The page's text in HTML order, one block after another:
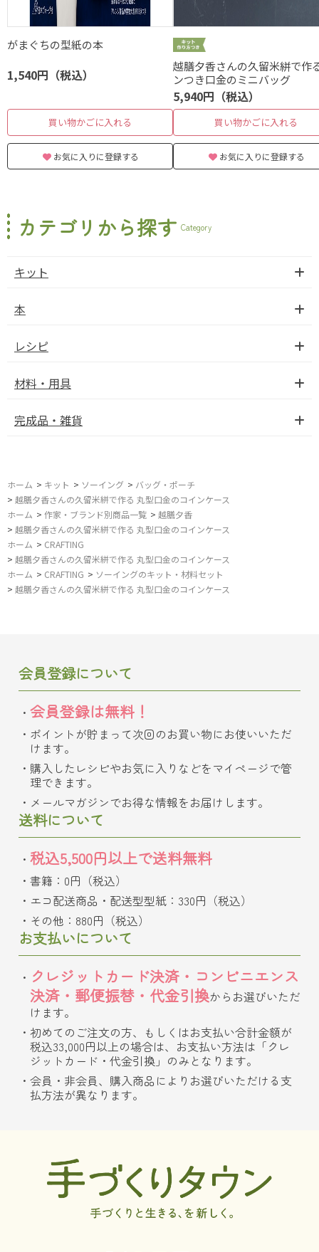
がまぐちの型紙の本
1,540円（税込）
買い物かごに入れる
お気に入りに登録する
越膳夕香さんの久留米絣で作
ンつき口金のミニバッグ
5,940円（税込）
買い物かごに入れる
お気に入りに登録する
カテゴリから探す Category
キット
本
レシピ
材料・用具
完成品・雑貨
ホーム > キット > ソーイング > バッグ・ポーチ
> 越膳夕香さんの久留米絣で作る 丸型口金のコインケース
ホーム > 作家・ブランド別商品一覧 > 越膳夕香
> 越膳夕香さんの久留米絣で作る 丸型口金のコインケース
ホーム > CRAFTING
> 越膳夕香さんの久留米絣で作る 丸型口金のコインケース
ホーム > CRAFTING > ソーイングのキット・材料セット
> 越膳夕香さんの久留米絣で作る 丸型口金のコインケース
会員登録について
会員登録は無料！
ポイントが貯まって次回のお買い物にお使いいただ
けます。
購入したレシピやお気に入りなどをマイページで管
理できます。
メールマガジンでお得な情報をお届けします。
送料について
税込5,500円以上で送料無料
書籍：0円（税込）
エコ配送商品・配送型型紙：330円（税込）
その他：880円（税込）
お支払いについて
クレジットカード決済・コンビニエンス
決済・郵便振替・代金引換からお選びいただ
けます。
初めてのご注文の方、もしくはお支払い合計金額が
税込33,000円以上の場合は、お支払い方法は「クレ
ジットカード・代金引換」のみとなります。
会員・非会員、購入商品によりお選びいただける支
払方法が異なります。